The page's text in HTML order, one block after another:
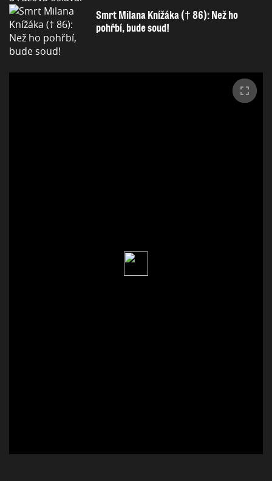
Smrt Milana Knížáka († 86): Než ho
pohřbí, bude soud!